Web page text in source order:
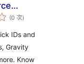
(0 次評
分
數
)
IDs and
Gravity
Know